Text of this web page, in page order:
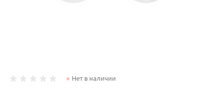
Нет в наличии